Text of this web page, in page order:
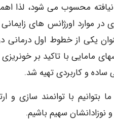
محسوب می شود، لذا
در موارد اورژانس های
یکی از خطوط اول
مامایی با تاکید بر
ساده و کاربردی تهیه شد.
بتوانیم با توانمند سازی
سهیم باشیم.